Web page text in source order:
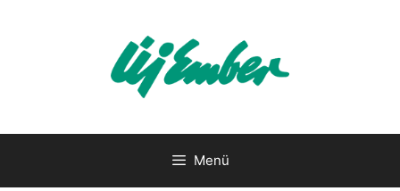
Menü